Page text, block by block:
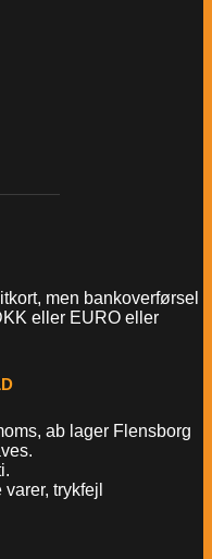
men bankoverførsel
eller EURO eller
ab lager Flensborg
trykfejl